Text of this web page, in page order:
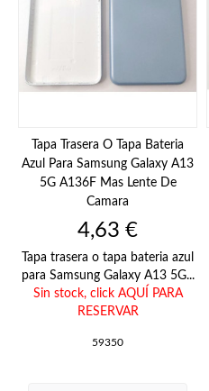
Tapa Trasera O Tapa Bateria
Azul Para Samsung Galaxy A13
5G A136F Mas Lente De
Camara
Precio
4,63 €
Tapa trasera o tapa bateria azul
para Samsung Galaxy A13 5G...
Sin stock, click AQUÍ PARA
RESERVAR
59350